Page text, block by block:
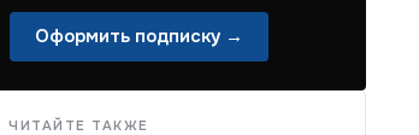
Оформить подписку →
ЧИТАЙТЕ ТАКЖЕ